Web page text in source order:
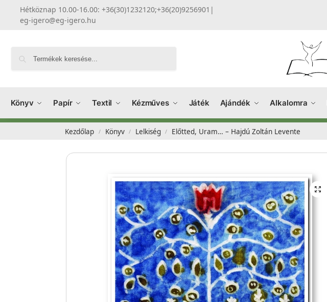
Hétköznap 10.00-16.00: +36(30)1232120;+36(20)9256901 |
eg-igero@eg-igero.hu
Könyv Papír Textil Kézműves Játék Ajándék Alkalomra
Kezdőlap / Könyv / Lelkiség / Előtted, Uram… – Hajdú Zoltán Levente